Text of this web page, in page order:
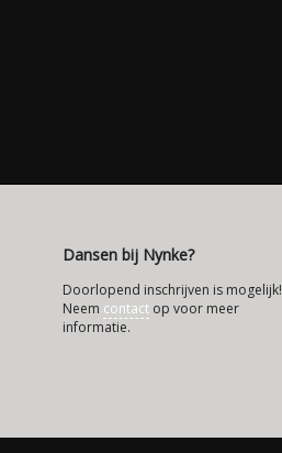
Dansen bij Nynke?
Doorlopend inschrijven is mogelijk!
Neem contact op voor meer
informatie.